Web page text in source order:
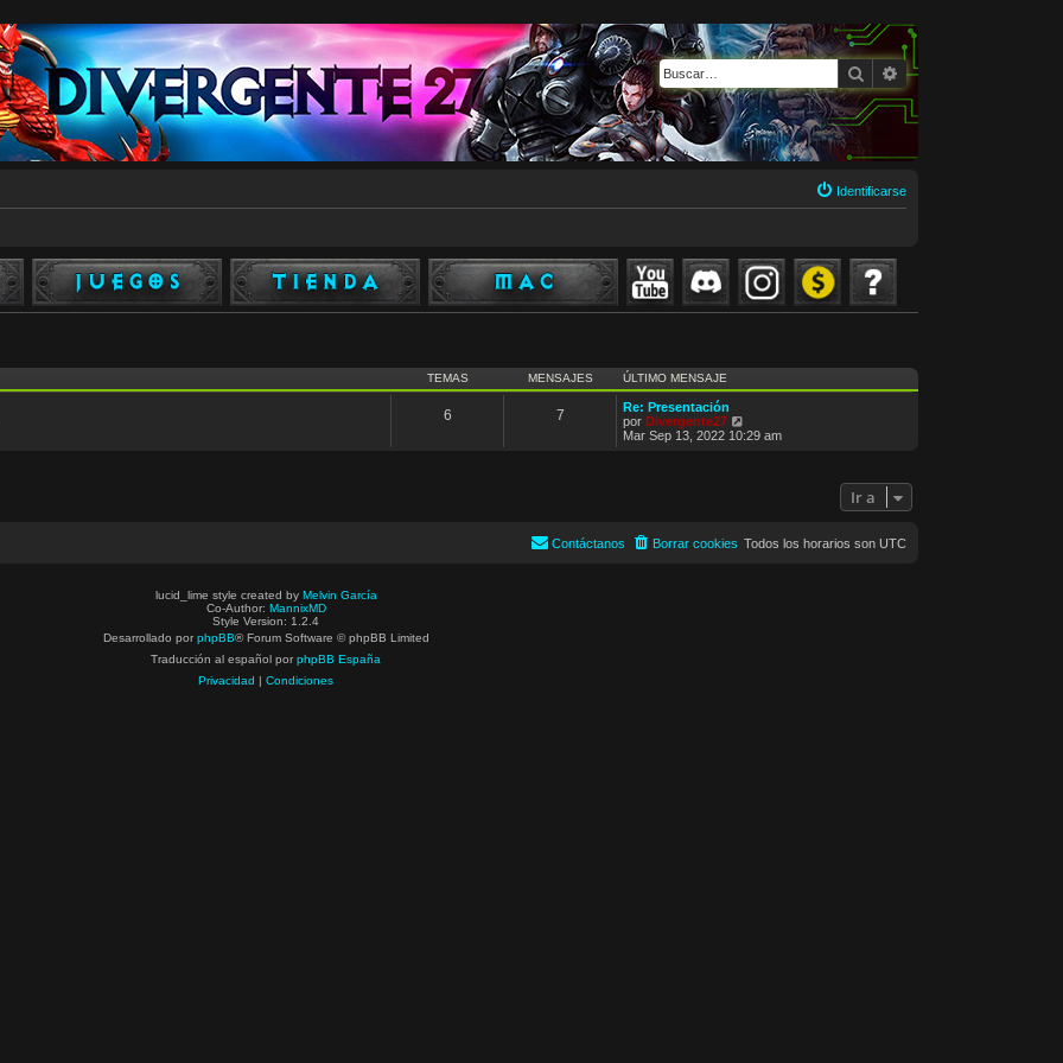
BuscarBúsqueda avanzada
Identificarse
TEMAS MENSAJES ÚLTIMO MENSAJE
6 7
Re: Presentación
por Divergente27
e
m
Mar Sep 13, 2022 10:29 am
Ir a
Todos los horarios son UTC
Borrar cookies
Contáctanos
lucid_lime style created by Melvin García
Co-Author: MannixMD
Style Version: 1.2.4
Desarrollado por phpBB® Forum Software © phpBB Limited
Traducción al español por phpBB España
Privacidad | Condiciones